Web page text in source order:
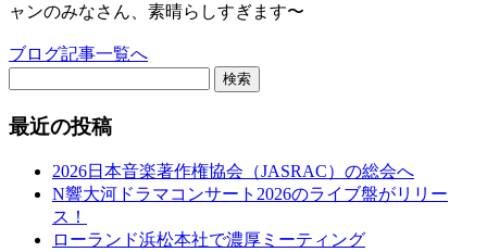
ャンのみなさん、素晴らしすぎます〜
ブログ記事一覧へ
検索
最近の投稿
2026日本音楽著作権協会（JASRAC）の総会へ
N響大河ドラマコンサート2026のライブ盤がリリー
ス！
ローランド浜松本社で濃厚ミーティング